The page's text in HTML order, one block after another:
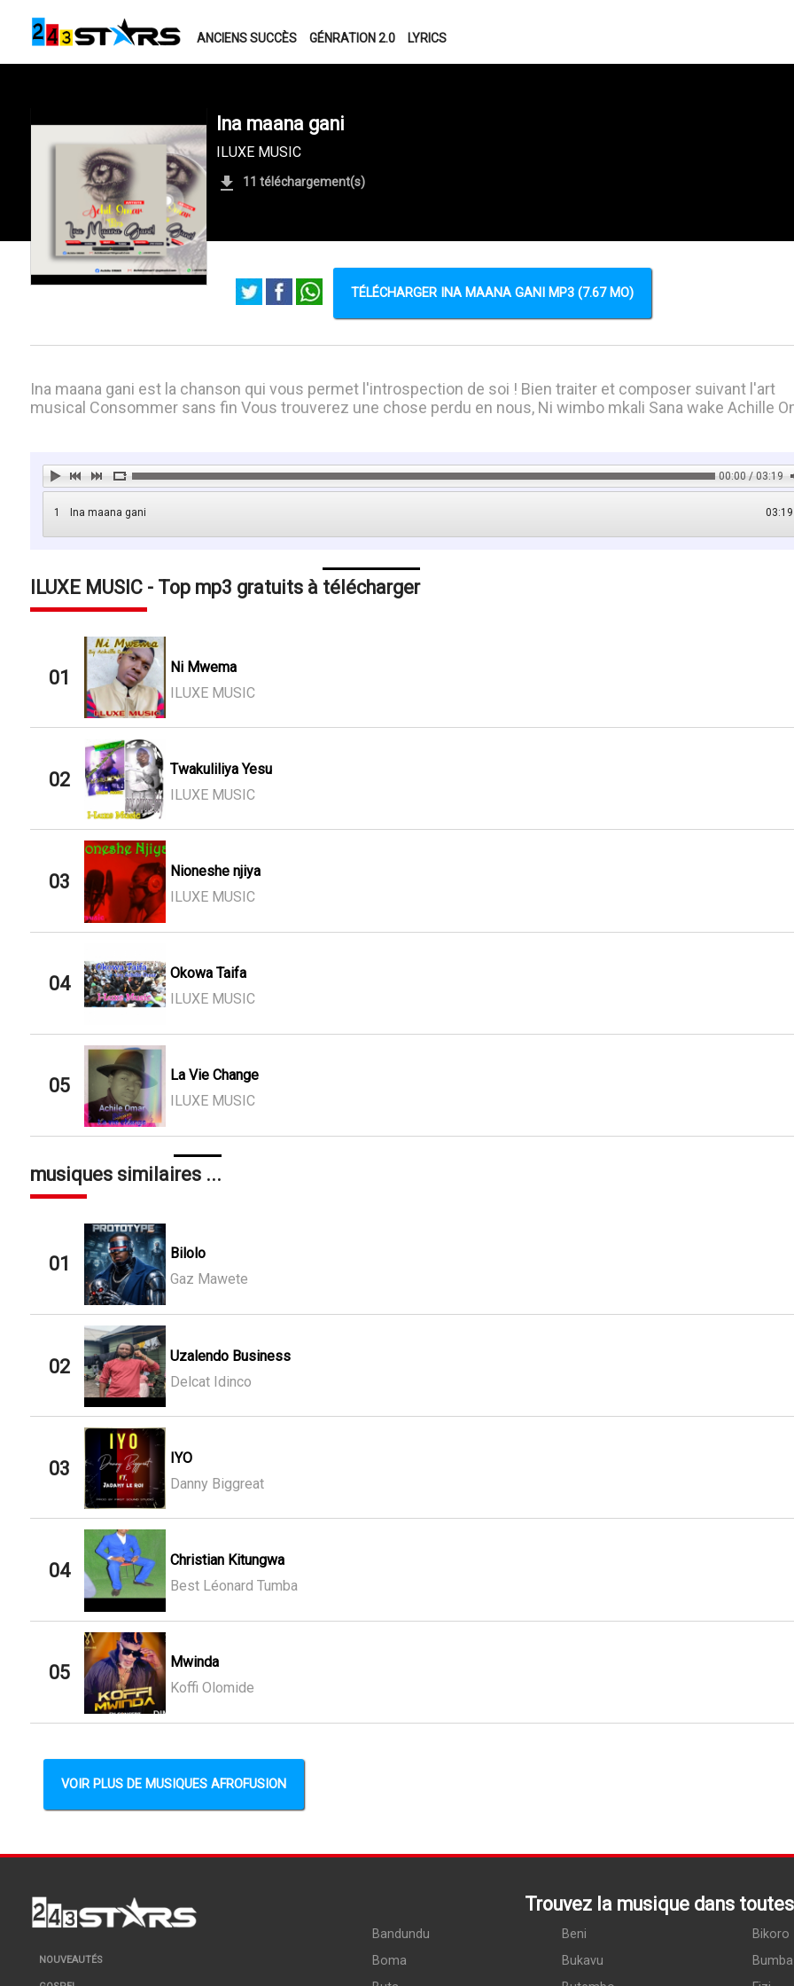
ANCIENS SUCCÈS GÉNRATION 2.0 LYRICS
Ina maana gani
ILUXE MUSIC
11 téléchargement(s)
TÉLÉCHARGER INA MAANA GANI MP3 (7.67 MO)
Ina maana gani est la chanson qui vous permet l'introspection de soi ! Bien traiter et composer suivant l'art
musical Consommer sans fin Vous trouverez une chose perdu en nous, Ni wimbo mkali Sana wake Achille
00:00 / 03:19
1 03:19
Ina maana gani
ILUXE MUSIC - Top mp3 gratuits à télécharger
01
Ni Mwema
ILUXE MUSIC
02
Twakuliliya Yesu
ILUXE MUSIC
03
Nioneshe njiya
ILUXE MUSIC
04
Okowa Taifa
ILUXE MUSIC
05
La Vie Change
ILUXE MUSIC
musiques similaires ...
01
Bilolo
Gaz Mawete
02
Uzalendo Business
Delcat Idinco
03
IYO
Danny Biggreat
04
Christian Kitungwa
Best Léonard Tumba
05
Mwinda
Koffi Olomide
VOIR PLUS DE MUSIQUES AFROFUSION
NOUVEAUTÉS
Trouvez la musique dans
Bandundu Beni
Bikoro
Boma
Bukavu
Bumba